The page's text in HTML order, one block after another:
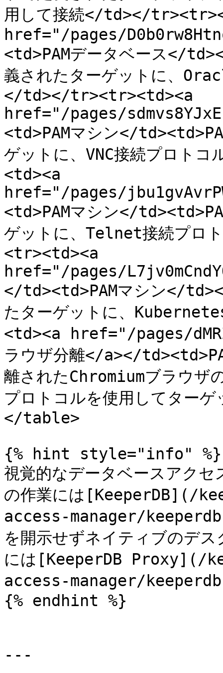
用して接続</td></
href="/pages/
<td>PAMデータベース</
義されたターゲットに、
</td></tr><tr><td><a
href="/pages/
<td>PAMマシン</
ゲットに、VNC接続プロト
<td><a
href="/pages/
<td>PAMマシン</
ゲットに、Telnet接続プロ
<tr><td><a
href="/pages/
</td><td>PAMマシン</
たターゲットに、
<td><a href="/pages/
ラウザ分離</a></
離されたChromiumブラウ
プロトコルを使用してタ
</table>
{% hint style="info" %}
視覚的なデータベースアク
の作業には[KeeperDB](/
access-manager/
を開示せずネイティブのデ
には[KeeperDB
access-manager/
{% endhint %}
---